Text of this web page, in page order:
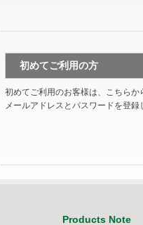
初めてご利用の方
初めてご利用のお客様は、こちらか
メールアドレスとパスワードを登録
Products Note